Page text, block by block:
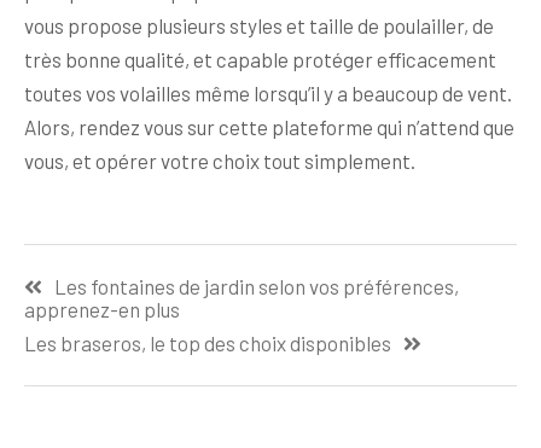
vous propose plusieurs styles et taille de poulailler, de
très bonne qualité, et capable protéger efficacement
toutes vos volailles même lorsqu’il y a beaucoup de vent.
Alors, rendez vous sur cette plateforme qui n’attend que
vous, et opérer votre choix tout simplement.
de
l’article
Les fontaines de jardin selon vos préférences,
apprenez-en plus
Les braseros, le top des choix disponibles